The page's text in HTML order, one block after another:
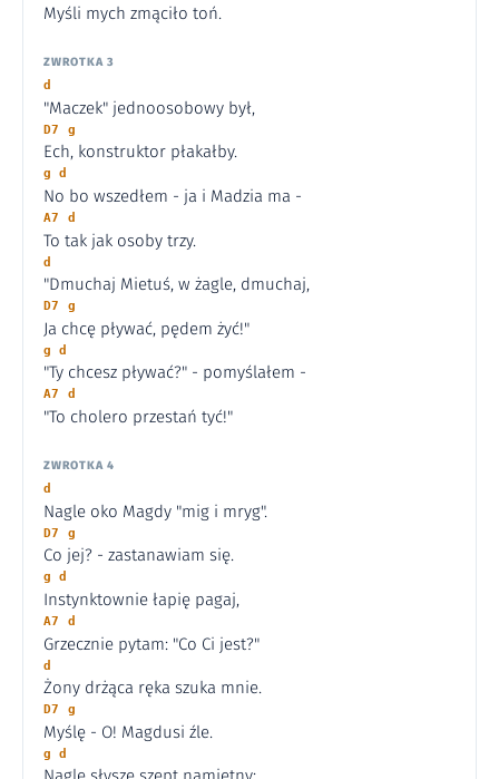
Myśli mych zmąciło toń.
ZWROTKA 3
d
"Maczek" jednoosobowy był,
D7 g
Ech, konstruktor płakałby.
g d
No bo wszedłem - ja i Madzia ma -
A7 d
To tak jak osoby trzy.
d
"Dmuchaj Mietuś, w żagle, dmuchaj,
D7 g
Ja chcę pływać, pędem żyć!"
g d
"Ty chcesz pływać?" - pomyślałem -
A7 d
"To cholero przestań tyć!"
ZWROTKA 4
d
Nagle oko Magdy "mig i mryg".
D7 g
Co jej? - zastanawiam się.
g d
Instynktownie łapię pagaj,
A7 d
Grzecznie pytam: "Co Ci jest?"
d
Żony drżąca ręka szuka mnie.
D7 g
Myślę - O! Magdusi źle.
g d